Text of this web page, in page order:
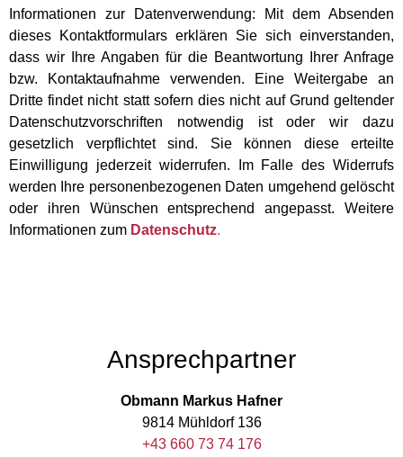
Informationen zur Datenverwendung: Mit dem Absenden
dieses Kontaktformulars erklären Sie sich einverstanden,
dass wir Ihre Angaben für die Beantwortung Ihrer Anfrage
bzw. Kontaktaufnahme verwenden. Eine Weitergabe an
Dritte findet nicht statt sofern dies nicht auf Grund geltender
Datenschutzvorschriften notwendig ist oder wir dazu
gesetzlich verpflichtet sind. Sie können diese erteilte
Einwilligung jederzeit widerrufen. Im Falle des Widerrufs
werden Ihre personenbezogenen Daten umgehend gelöscht
oder ihren Wünschen entsprechend angepasst. Weitere
Informationen zum Datenschutz.
Ansprechpartner
Obmann Markus Hafner
9814 Mühldorf 136
+43 660 73 74 176